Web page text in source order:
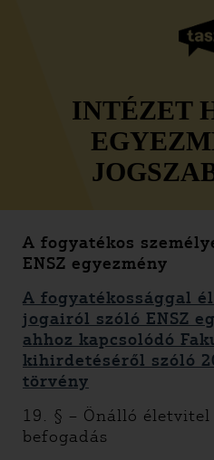
INTÉZET
A fogyatékos
ENSZ egyezmény
A fogyatékossággal
jogairól szóló ENSZ
ahhoz kapcsolódó
kihirdetéséről szóló
törvény
19. § – Önálló életvitel
befogadás